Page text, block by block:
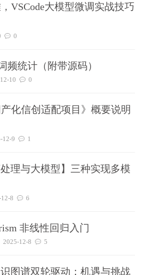
VSCode大模型微调实战技巧
0
频统计（附带源码）
10 0
产化信创适配项目》概要说明
12-9 1
处理与大模型】三种实现多模
8 6
非线性回归入门
2025-12-8 5
图谱双轮驱动：机遇与挑战